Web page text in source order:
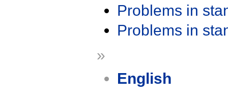
Problems in
Problems in
»
English